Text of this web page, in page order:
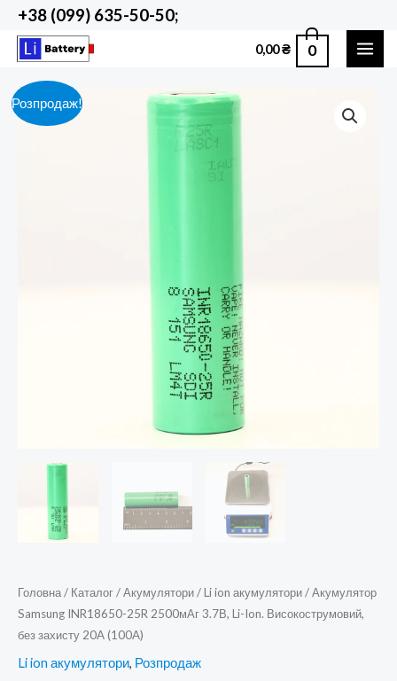
Перейти
вмісту
+38 (099) 635-50-50;
0,00₴ 0
Розпродаж!
Головна/ Каталог/Акумулятори/Li ion акумулятори/ Акумулятор
Samsung INR18650-25R 2500мАг 3.7В, Li-Ion. Високострумовий,
без захисту 20A (100A)
Li ion акумулятори, Розпродаж